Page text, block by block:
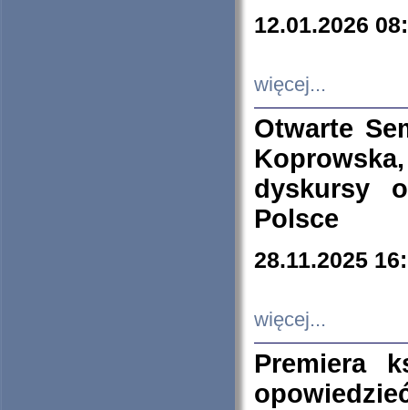
12.01.2026
więcej...
Otwarte
dyskursy
Polsce
28.11.2025
więcej...
Premiera